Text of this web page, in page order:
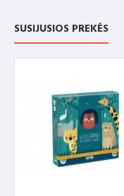
standartą EN71
Mūsų žaislai sėkmingai
atliko nepriklausomos
SUSIJUSIOS PREKĖS